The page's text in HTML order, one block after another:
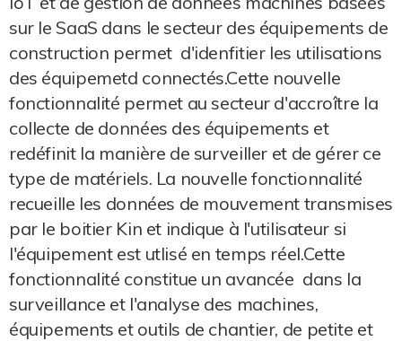
sur le SaaS dans le secteur des équipements de
construction permet d'idenfitier les utilisations
des équipemetd connectés.Cette nouvelle
fonctionnalité permet au secteur d'accroître la
collecte de données des équipements et
redéfinit la manière de surveiller et de gérer ce
type de matériels. La nouvelle fonctionnalité
recueille les données de mouvement transmises
par le boitier Kin et indique à l'utilisateur si
l'équipement est utlisé en temps réel.Cette
fonctionnalité constitue un avancée dans la
surveillance et l'analyse des machines,
équipements et outils de chantier, de petite et